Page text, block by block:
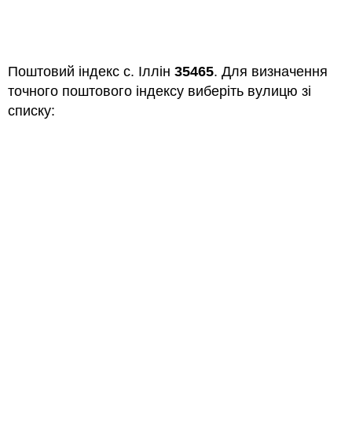
Поштовий індекс с. Іллін 35465. Для визначення
точного поштового індексу виберіть вулицю зі
списку: